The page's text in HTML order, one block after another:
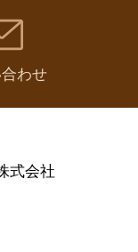
わせ
式会社